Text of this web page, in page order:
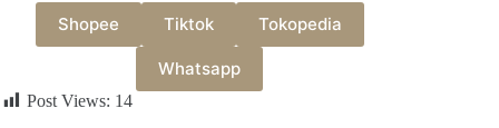
Shopee Tiktok Tokopedia
Whatsapp
Post Views: 14